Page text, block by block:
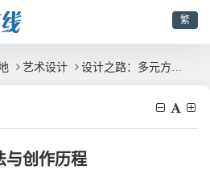
繁
艺术设计 设计之路：多元方法与创作历程
与创作历程